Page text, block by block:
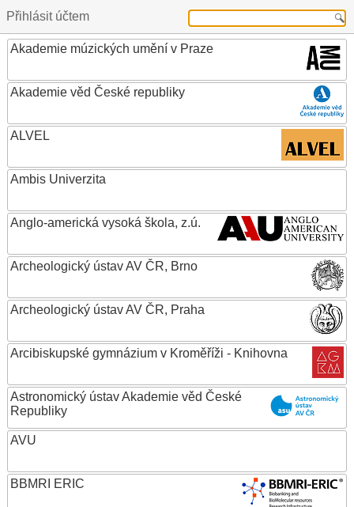
Přihlásit účtem
Akademie múzických umění v Praze
Akademie věd České republiky
ALVEL
Ambis Univerzita
Anglo-americká vysoká škola, z.ú.
Archeologický ústav AV ČR, Brno
Archeologický ústav AV ČR, Praha
Arcibiskupské gymnázium v Kroměříži - Knihovna
Astronomický ústav Akademie věd České
Republiky
AVU
BBMRI ERIC